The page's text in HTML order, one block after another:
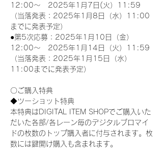
12:00～　2025年1月7日(火）11:59
（当落発表：2025年1月8日（水）11:00
までに発表予定）
●第5次応募：2025年1月10日（金）
12:00～　2025年1月14日（火）11:59
（当落発表：2025年1月15日（水）
11:00までに発表予定）
〇ご購入特典
◆ツーショット特典
本特典はDIGITAL ITEM SHOPでご購入いた
だいた各部/各レーン毎のデジタルブロマイ
ドの枚数のトップ購入者に付与されます。枚
数には鍵開け購入も含まれます。